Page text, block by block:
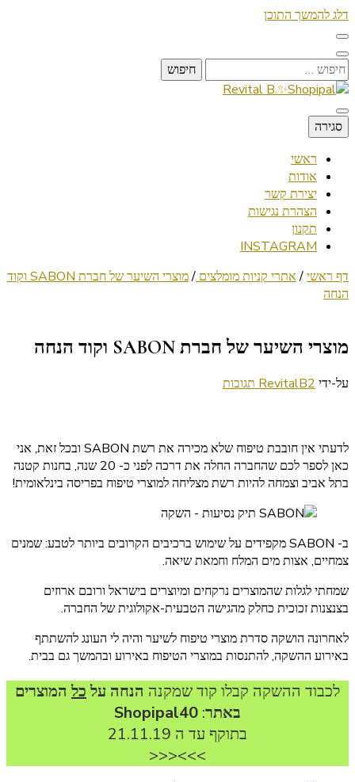
דלג להמשך התוכן
חיפוש:
Revital B.✨Shopipal
Lifestyle ✦ Beauty ✦ Vegan ✦ Travel
סגירה
ראשי
אודות
יצירת קשר
הצהרת נגישות
תקנון
INSTAGRAM
דף ראשי/ אתרי קניות מומלצים /
מוצרי השיער של חברת SABON וקוד
הנחה
מוצרי השיער של חברת SABON וקוד הנחה
על-ידי RevitalB2 תגובות
על
חברת
SABON
וקוד
לדעתי אין חובבת טיפוח שלא מכירה את רשת SABON ובכל זאת, אני
כאן לספר לכם שהחברה החלה את דרכה לפני כ- 20 שנה, בחנות קטנה
בתל אביב וצמחה להיות רשת מצליחה למוצרי טיפוח בפריסה בינלאומית!
ב- SABON מקפידים על שימוש ברכיבים הקרובים ביותר לטבע: שמנים
צמחיים, אצות מים המלח וחמאת שיאה.
שמחתי לגלות שהמוצרים נרקחים ומיוצרים בישראל ורובם ארוזים
בצנצנות זכוכית כחלק מהגישה הטבעית-אקולוגית של החברה.
לאחרונה הושקה סדרת מוצרי טיפוח לשיער והיה לי העונג להשתתף
באירוע ההשקה, להתנסות במוצרי הטיפוח באירוע ובהמשך גם בבית.
לכבוד ההשקה קבלו קוד שמקנה הנחה עלכלהמוצרים
באתר:
Shopipal40
בתוקף עד ה 21.11.19
>>>
<<<